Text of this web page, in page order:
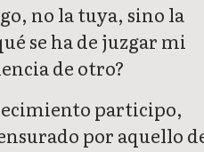
no la tuya, sino la
se ha de juzgar mi
de otro?
participo,
por aquello